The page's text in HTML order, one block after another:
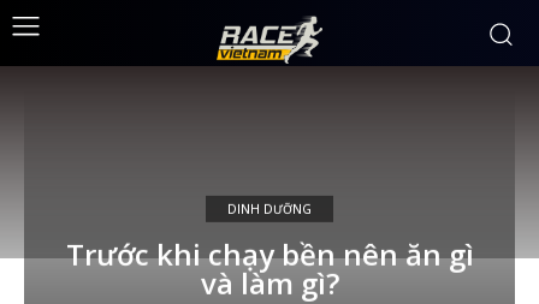
DINH DƯỠNG
Trước khi chạy bền nên ăn gì
và làm gì?